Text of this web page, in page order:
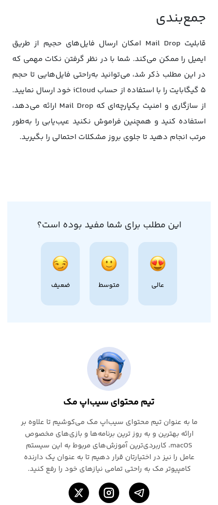
جمع‌بندی
قابلیت Mail Drop امکان ارسال فایل‌های حجیم از طریق
ایمیل را ممکن می‌کند. شما با در نظر گرفتن نکات مهمی که
در این مطلب ذکر شد، می‌توانید به‌راحتی فایل‌هایی تا حجم
۵ گیگابایت را با استفاده از حساب iCloud خود ارسال نمایید.
از سازگاری و امنیت یکپارچه‌ای که Mail Drop ارائه می‌دهد،
استفاده کنید و همچنین فراموش نکنید عیب‌یابی را به‌طور
مرتب انجام دهید تا جلوی بروز مشکلات احتمالی را بگیرید.
این مطلب برای شما مفید بوده است؟
عالی متوسط ضعیف
تیم محتوای سیب‌اپ مک
ما به عنوان تیم محتوای سیب‌اپ مک می‌کوشیم تا علاوه بر
ارائه بهترین و به روز ترین برنامه‌ها و بازی‌های مخصوص
macOS، کاربردی‌ترین آموزش‌های مربوط به این سیستم
عامل را نیز در اختیارتان قرار دهیم تا به عنوان یک دارنده
کامپیوتر مک به راحتی تمامی نیازهای خود را رفع کنید.